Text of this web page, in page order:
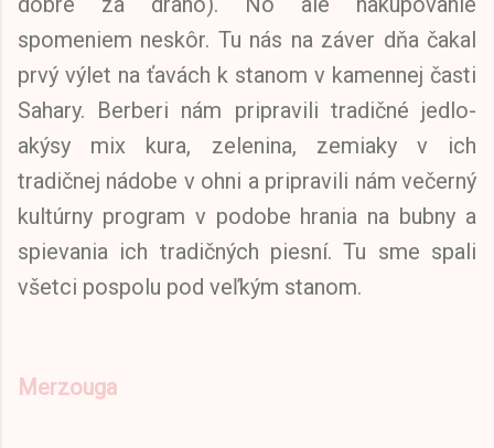
spomeniem neskôr. Tu nás na záver dňa čakal
prvý výlet na ťavách k stanom v kamennej časti
Sahary. Berberi nám pripravili tradičné jedlo-
akýsy mix kura, zelenina, zemiaky v ich
tradičnej nádobe v ohni a pripravili nám večerný
kultúrny program v podobe hrania na bubny a
spievania ich tradičných piesní. Tu sme spali
všetci pospolu pod veľkým stanom.
Merzouga